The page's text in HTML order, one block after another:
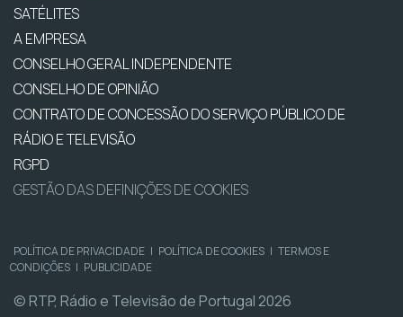
SATÉLITES
A EMPRESA
CONSELHO GERAL INDEPENDENTE
CONSELHO DE OPINIÃO
CONTRATO DE CONCESSÃO DO SERVIÇO PÚBLICO DE
RÁDIO E TELEVISÃO
RGPD
GESTÃO DAS DEFINIÇÕES DE COOKIES
POLÍTICA DE PRIVACIDADE | POLÍTICA DE COOKIES | TERMOS E
CONDIÇÕES | PUBLICIDADE
© RTP, Rádio e Televisão de Portugal 2026